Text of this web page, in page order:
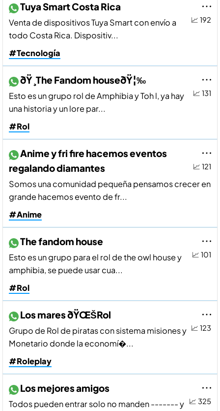
📈 192
Tuya Smart Costa Rica
Venta de dispositivos Tuya Smart con enví­o a
todo Costa Rica. Dispositiv...
#Tecnología
📈 131
ðŸ¸The Fandom houseðŸ¦‰
Esto es un grupo rol de Amphibia y Toh l, ya hay
una historia y un lore par...
#Rol
📈 121
Anime y fri fire hacemos eventos
regalando diamantes
Somos una comunidad pequeña pensamos crecer en
grande hacemos evento de fr...
#Anime
📈 101
The fandom house
Esto es un grupo para el rol de the owl house y
amphibia, se puede usar cua...
#Rol
📈 123
Los mares ðŸŒŠRol
Grupo de Rol de piratas con sistema misiones y
Monetario donde la economí�...
#Roleplay
📈 325
Los mejores amigos
Todos pueden entrar solo no manden ------- y